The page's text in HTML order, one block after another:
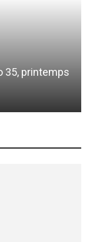
35, printemps